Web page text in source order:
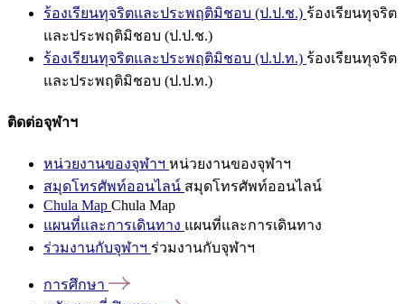
ร้องเรียนทุจริตและประพฤติมิชอบ (ป.ป.ช.) ร้องเรียนทุจริต
และประพฤติมิชอบ (ป.ป.ช.)
ร้องเรียนทุจริตและประพฤติมิชอบ (ป.ป.ท.) ร้องเรียนทุจริต
และประพฤติมิชอบ (ป.ป.ท.)
ติดต่อจุฬาฯ
หน่วยงานของจุฬาฯ หน่วยงานของจุฬาฯ
สมุดโทรศัพท์ออนไลน์ สมุดโทรศัพท์ออนไลน์
Chula Map Chula Map
แผนที่และการเดินทาง แผนที่และการเดินทาง
ร่วมงานกับจุฬาฯ ร่วมงานกับจุฬาฯ
การศึกษา